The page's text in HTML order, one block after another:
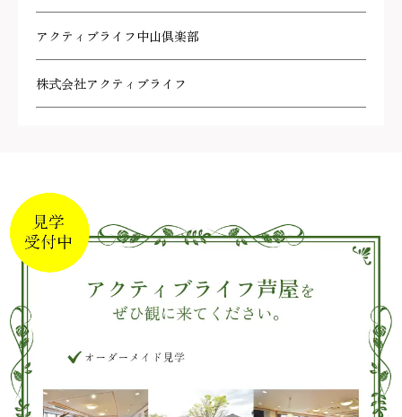
アクティブライフ中山倶楽部
株式会社アクティブライフ